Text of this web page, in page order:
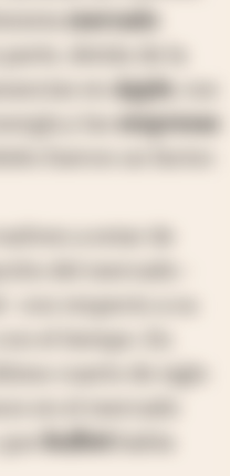
mercado
Apple
empresas
con respecto a su
cuarto de siglo
Buffett